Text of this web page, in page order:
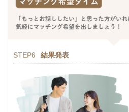
STEP6 結果発表